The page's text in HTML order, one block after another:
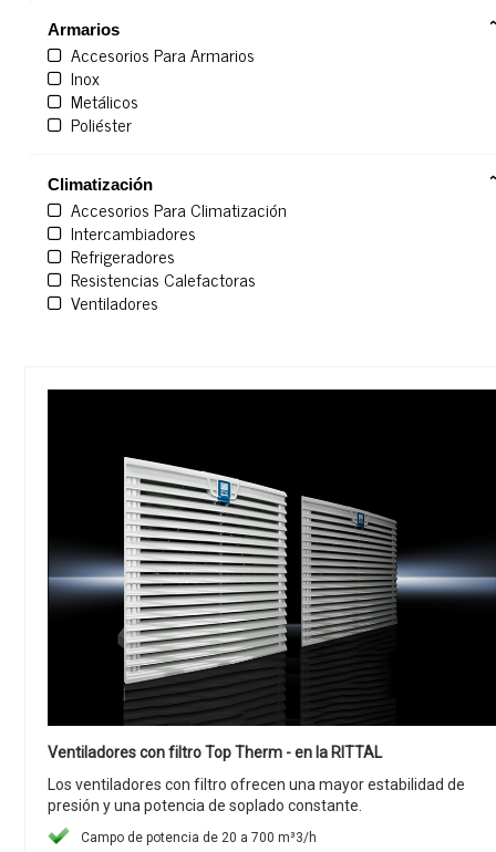
Armarios
Accesorios Para Armarios
Inox
Metálicos
Poliéster
Climatización
Accesorios Para Climatización
Intercambiadores
Refrigeradores
Resistencias Calefactoras
Ventiladores
Ventiladores con filtro Top Therm - en la RITTAL
Los ventiladores con filtro ofrecen una mayor estabilidad de
presión y una potencia de soplado constante.
Campo de potencia de 20 a 700 m³3/h